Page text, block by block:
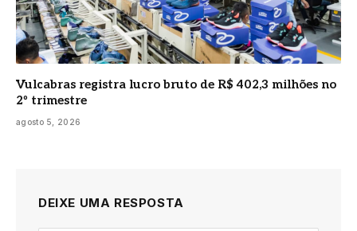
Vulcabras registra lucro bruto de R$ 402,3 milhões no
2º trimestre
agosto 5, 2026
DEIXE UMA RESPOSTA